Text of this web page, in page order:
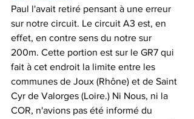
Paul l'avait retiré pensant à une erreur
sur notre circuit. Le circuit A3 est, en
effet, en contre sens du notre sur
200m. Cette portion est sur le GR7 qui
fait à cet endroit la limite entre les
communes de Joux (Rhône) et de Saint
Cyr de Valorges (Loire.) Ni Nous, ni la
COR, n'avions pas été informé du